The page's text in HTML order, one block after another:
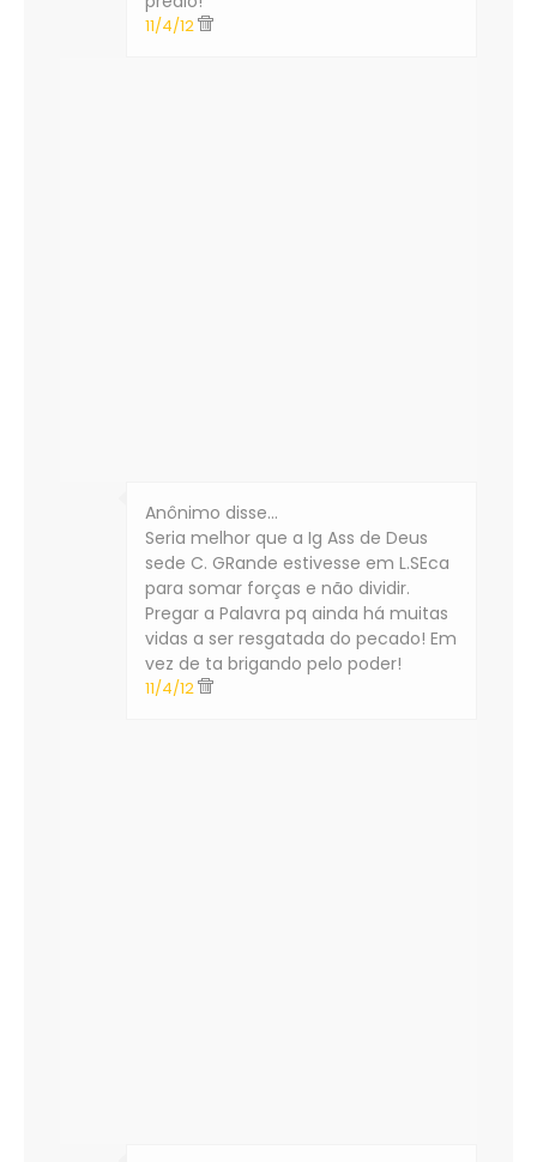
11/4/12
Anônimo disse…
Seria melhor que a Ig Ass de Deus
sede C. GRande estivesse em L.SEca
para somar forças e não dividir.
Pregar a Palavra pq ainda há muitas
vidas a ser resgatada do pecado! Em
vez de ta brigando pelo poder!
11/4/12